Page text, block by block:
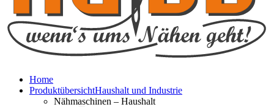
Home
ProduktübersichtHaushalt und Industrie
Nähmaschinen – Haushalt